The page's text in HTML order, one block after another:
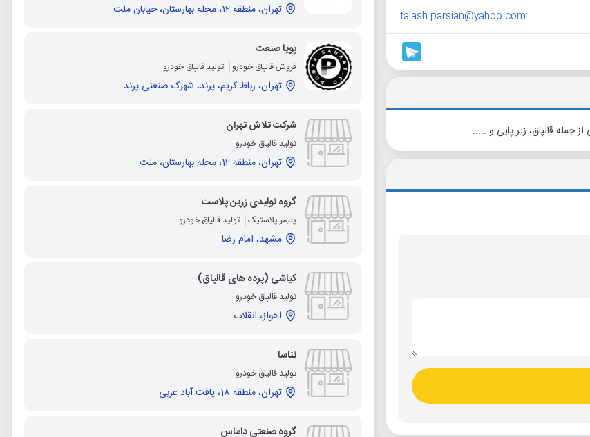
talash.parsian@yahoo.com تهران، منطقه 12، محله بهارستان، خیابان ملت
پویا صنعت
فروش قالپاق خودرو تولید قالپاق خودرو
تهران، رباط کریم، پرند، شهرک صنعتی پرند
شرکت تلاش تهران
تولید قالپاق خودرو
تهران، منطقه 12، محله بهارستان، ملت
گروه تولیدی زرین پلاست
پلیمر پلاستیک تولید قالپاق خودرو
مشهد، امام رضا
کیاشی (پرده های قالپاق)
تولید قالپاق خودرو
اهواز، انقلاب
تناسا
تولید قالپاق خودرو
تهران، منطقه 18، یافت آباد غربی
گروه صنعتی داماس